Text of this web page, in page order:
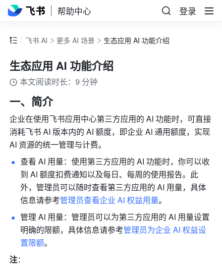
帮助中心 登录
飞书 AI 更多 AI 场景 生态应用 AI 功能介绍
生态应用 AI 功能介绍
本文阅读时长：9 分钟
一、简介
企业在使用飞书应用中心第三方应用的 AI 功能时，可直接
消耗飞书 AI 版本内的 AI 额度，即企业 AI 通用额度，实现
AI 资源的统一管理与计费。
查看 AI 用量：使用第三方应用的 AI 功能时，你可以收
到 AI 额度扣费通知以及每日、每周的使用报告。此
外，管理员可以随时查看第三方应用的 AI 用量，具体
信息请参考管理员查看企业 AI 权益用量。
管理 AI 用量：管理员可以为第三方应用的 AI 用量设置
明确的限额，具体信息请参考管理员为企业 AI 权益设
置限额。
注：